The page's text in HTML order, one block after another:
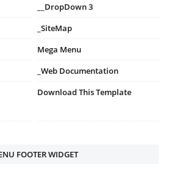
__DropDown 3
_SiteMap
Mega Menu
_Web Documentation
Download This Template
FOOTER WIDGET